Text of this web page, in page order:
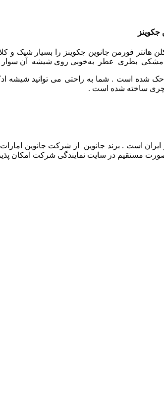
هانتر فورمن جانوین جکوینز را بسیار
بطری عطر به‌خوبی روی شیشه آن سوار
است . شما به راحتی می توانید شیشه
ساخته شده است .
ایران است . برند جانوین از شرکت جانوین
صورت مستقیم در سایت نمایندگی شرکت امکان